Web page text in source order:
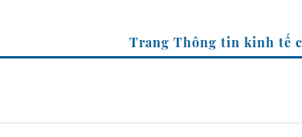
Trang Thông tin kinh